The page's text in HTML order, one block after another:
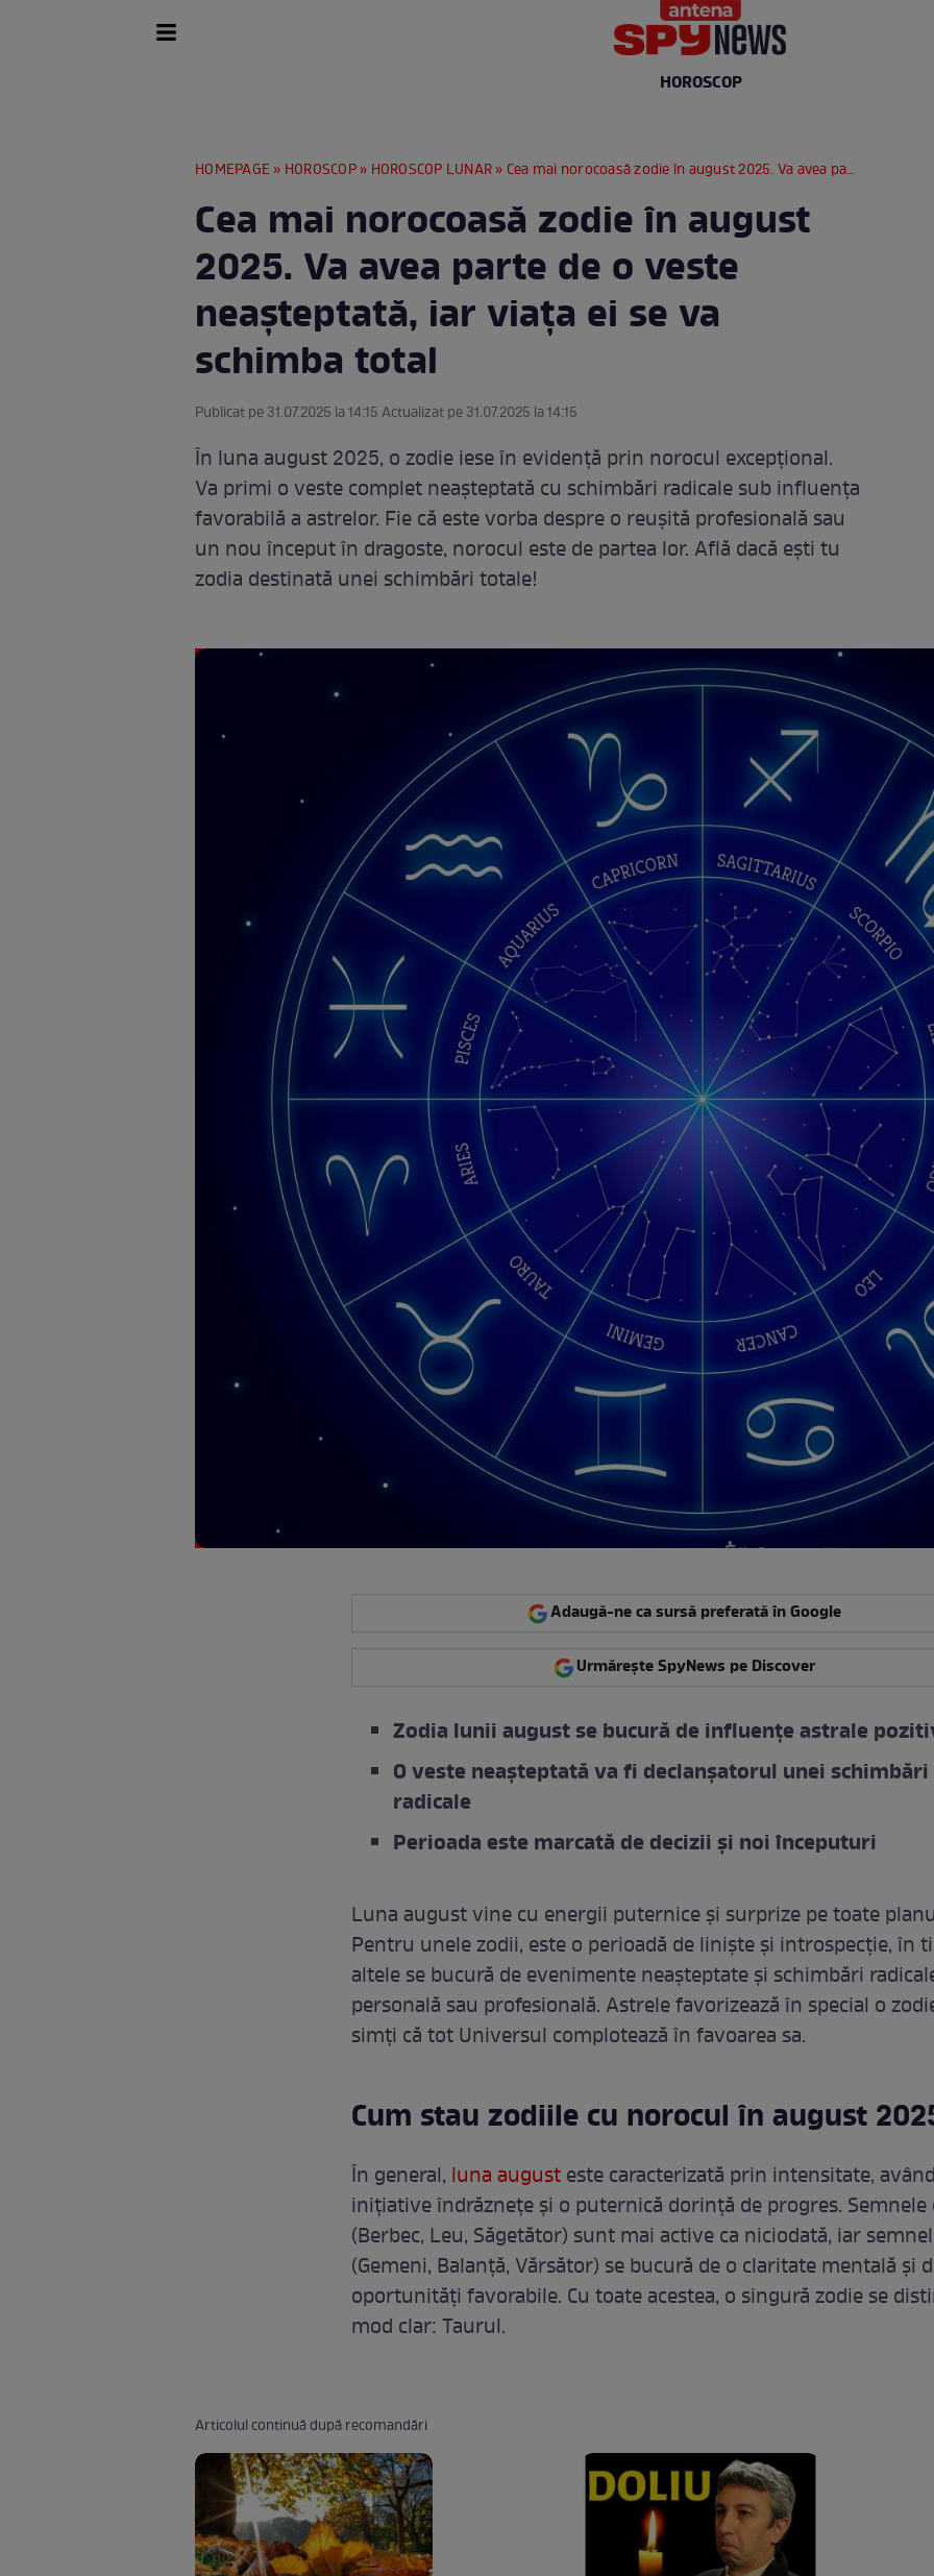
HOROSCOP
HOMEPAGE » HOROSCOP» HOROSCOP LUNAR» Cea mai norocoasă zodie în august 2025. Va avea parte de o veste neașteptată, iar viața ei se va schimba total
Cea mai norocoasă zodie în august
2025. Va avea parte de o veste
neașteptată, iar viața ei se va
schimba total
Publicat pe 31.07.2025 la 14:15 Actualizat pe 31.07.2025 la 14:15
În luna august 2025, o zodie iese în evidență prin norocul excepțional.
Va primi o veste complet neașteptată cu schimbări radicale sub influența
favorabilă a astrelor. Fie că este vorba despre o reușită profesională sau
un nou început în dragoste, norocul este de partea lor. Află dacă ești tu
zodia destinată unei schimbări totale!
Adaugă-ne ca sursă preferată în Google
Urmărește SpyNews pe Discover
Zodia lunii august se bucură de influențe astrale
O veste neașteptată va fi declanșatorul unei schimbări
radicale
Perioada este marcată de decizii și noi începuturi
Luna august vine cu energii puternice și surprize pe toate
Pentru unele zodii, este o perioadă de liniște și introspecție, în
altele se bucură de evenimente neașteptate și schimbări
personală sau profesională. Astrele favorizează în special o
simți că tot Universul complotează în favoarea sa.
Cum stau zodiile cu norocul în august
În general, luna augusteste caracterizată prin intensitate,
inițiative îndrăznețe și o puternică dorință de progres. Semnele
(Berbec, Leu, Săgetător) sunt mai active ca niciodată, iar
(Gemeni, Balanță, Vărsător) se bucură de o claritate mentală și
oportunități favorabile. Cu toate acestea, o singură zodie se
mod clar: Taurul.
Articolul continuă după recomandări